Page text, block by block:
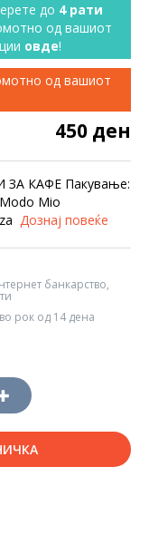
до 4 рати
од вашиот
овде!
од вашиот
450 ден
ЗА КАФЕ Пакување:
Mio
Дознај повеќе
банкарство,
рок од 14 дена